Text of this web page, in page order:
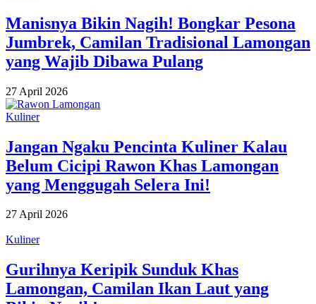
Manisnya Bikin Nagih! Bongkar Pesona
Jumbrek, Camilan Tradisional Lamongan
yang Wajib Dibawa Pulang
27 April 2026
Kuliner
Jangan Ngaku Pencinta Kuliner Kalau
Belum Cicipi Rawon Khas Lamongan
yang Menggugah Selera Ini!
27 April 2026
Kuliner
Gurihnya Keripik Sunduk Khas
Lamongan, Camilan Ikan Laut yang